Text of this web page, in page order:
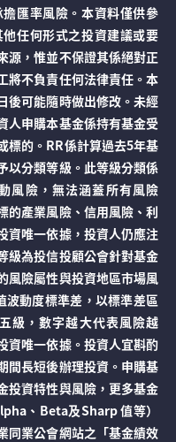
匯率風險。本資料僅供參
任何形式之投資建議或要
源，惟並不保證其係絕對正
將不負責任何法律責任。本
後可能隨時做出修改。未經
人申購本基金係持有基金受
標的。RR係計算過去5年基
以分類等級。此等級分類係
風險，無法涵蓋所有風險
的產業風險、信用風險、利
資唯一依據，投資人仍應注
級為投信投顧公會針對基金
風險屬性與投資地區市場風
波動度標準差，以標準差區
級，數字越大代表風險越
資唯一依據。投資人宜斟酌
間長短後辦理投資。申購基
投資特性與風險，更多基金
、Beta及Sharp 值等）
同業公會網站之「基金績效